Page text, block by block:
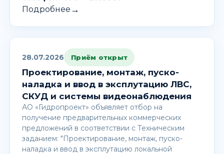
Подробнее →
28.07.2026 Приём открыт
Проектирование, монтаж, пуско-
наладка и ввод в эксплутацию ЛВС,
СКУД и системы видеонаблюдения
АО «Гидропроект» объявляет отбор на
получение предварительных коммерческих
предложений в соответствии с Техническим
заданием: "Проектирование, монтаж, пуско-
наладка и ввод в эксплутацию локальной